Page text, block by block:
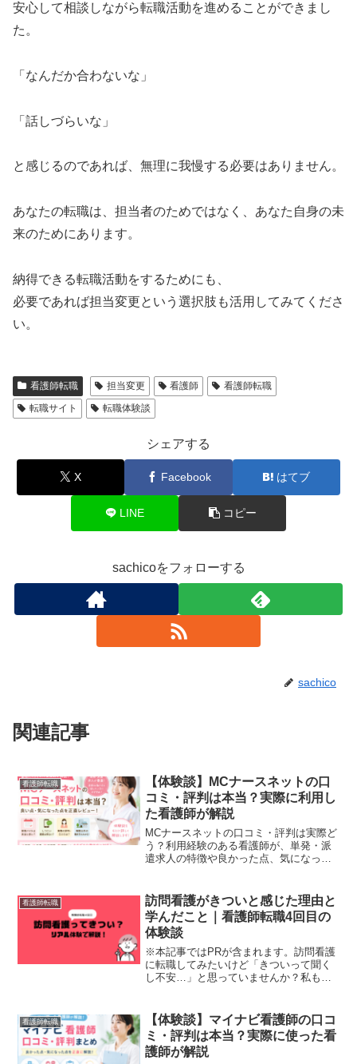
安心して相談しながら転職活動を進めることができまし
た。
「なんだか合わないな」
「話しづらいな」
と感じるのであれば、無理に我慢する必要はありません。
あなたの転職は、担当者のためではなく、あなた自身の未
来のためにあります。
納得できる転職活動をするためにも、
必要であれば担当変更という選択肢も活用してみてくださ
い。
看護師転職 担当変更 看護師
看護師転職
転職サイト
転職体験談
シェアする
X Facebook はてブ
LINE コピー
sachicoをフォローする
sachico
関連記事
看護師転職
【体験談】MCナースネットの口
コミ・評判は本当？実際に利用し
た看護師が解説
MCナースネットの口コミ・評判は実際ど
う？利用経験のある看護師が、単発・派
遣求人の特徴や良かった点、気になった
看護師転職
訪問看護がきついと感じた理由と
学んだこと｜看護師転職4回目の
体験談
※本記事ではPRが含まれます。訪問看護
に転職してみたいけど「きついって聞く
し不安…」と思っていませんか？私も実
を選ぶことになりました。ただ、その経
験から「事前に知ってお...
看護師転職
【体験談】マイナビ看護師の口コ
ミ・評判は本当？実際に使った看
護師が解説